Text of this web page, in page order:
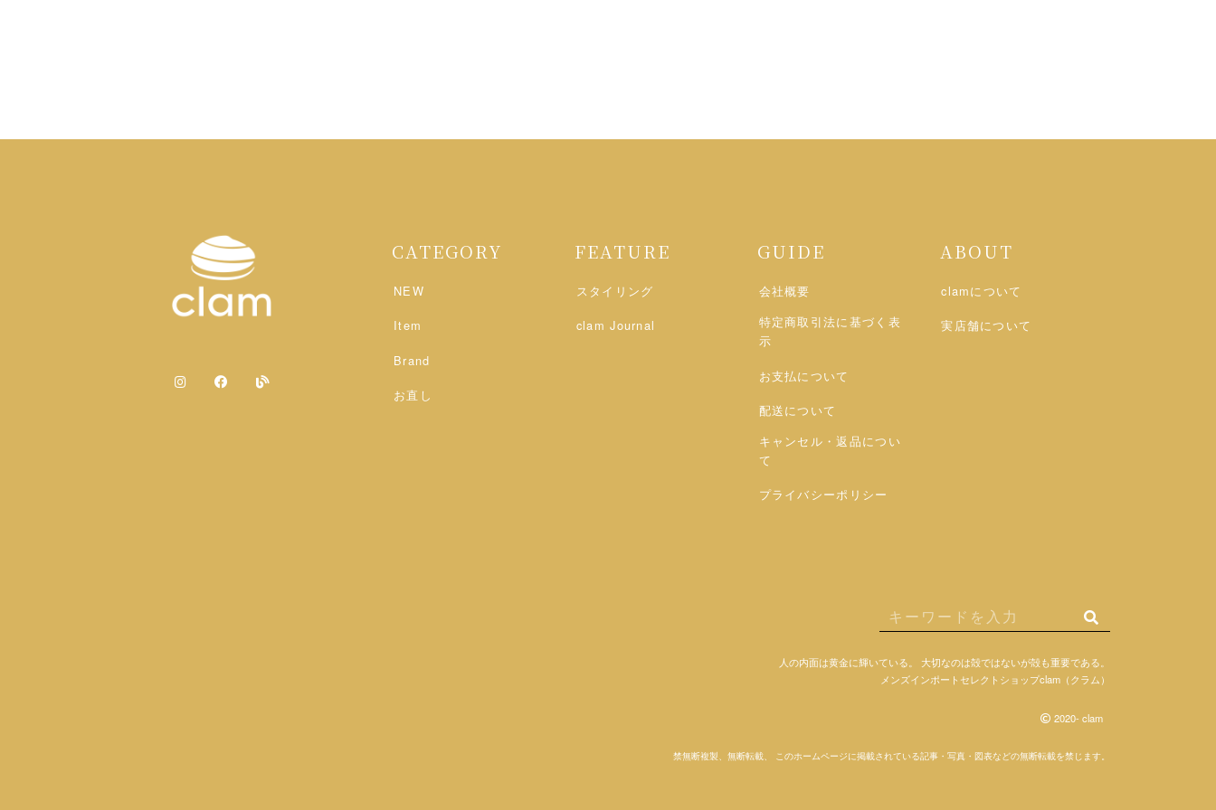
CATEGORY
NEW
Item
Brand
お直し
FEATURE
スタイリング
clam Journal
GUIDE
会社概要
特定商取引法に基づく表
示
お支払について
配送について
キャンセル・返品につい
て
プライバシーポリシー
ABOUT
clamについて
実店舗について
人の内面は黄金に輝いている。
大切なのは殻ではないが殻も重要である。
メンズインポートセレクトショップclam（クラム）
2020- clam
禁無断複製、無断転載、 このホームページに掲載されている記事・写真・図表などの無断転載を禁じます。